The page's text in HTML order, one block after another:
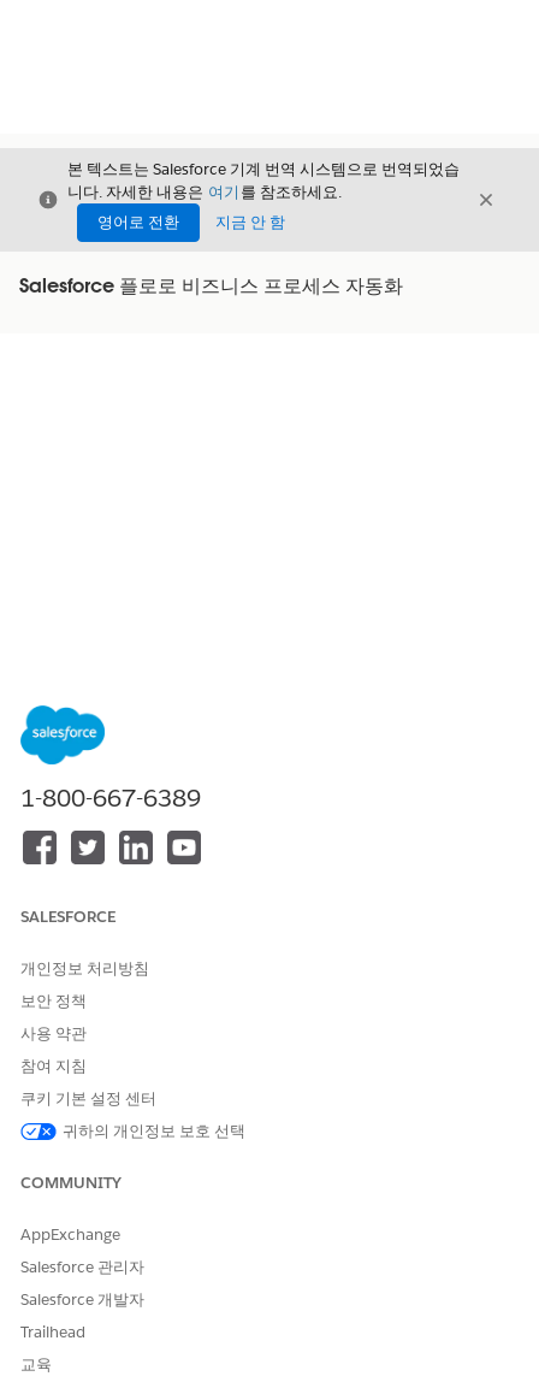
닫기
본 텍스트는 Salesforce 기계 번역 시스템으로 번역되었습
니다. 자세한 내용은 여기 를 참조하세요.
영어로 전환
지금 안 함
닫기
Salesforce 플로로 비즈니스 프로세스 자동화
플로 마케팅 플로 요소로 보내기
플로에 보내기 작업 요소는 개인을 특정 Marketing Cloud 주문형
플로로 보냅니다. 예를 들어, 세그먼트 트리거 플로에서 개인의 충
성도 프로그램 상태에 따라 고객을 특정 플로로 보낼 수 있습니다.
필수 EDITION
지원 제품: Lightning Experience
지원 제품: Marketing Cloud
포함된
지원 제품: Data 360에서 지원하는 모든 버전.
가용성 참조
고려 사항
니다. 개인을 대상 플로로 보내면 원본 플로가 계속 실행됩니다. 이
다.
지원되는 플로 유형
세그먼트 트리거 플로
목록 트리거 플로
캠페인 구성원 트리거 플로
1-800-667-6389
SALESFORCE
개인정보 처리방침
보안 정책
사용 약관
참여 지침
쿠키 기본 설정 센터
귀하의 개인정보 보호 선택
COMMUNITY
AppExchange
Salesforce 관리자
Salesforce 개발자
Trailhead
교육